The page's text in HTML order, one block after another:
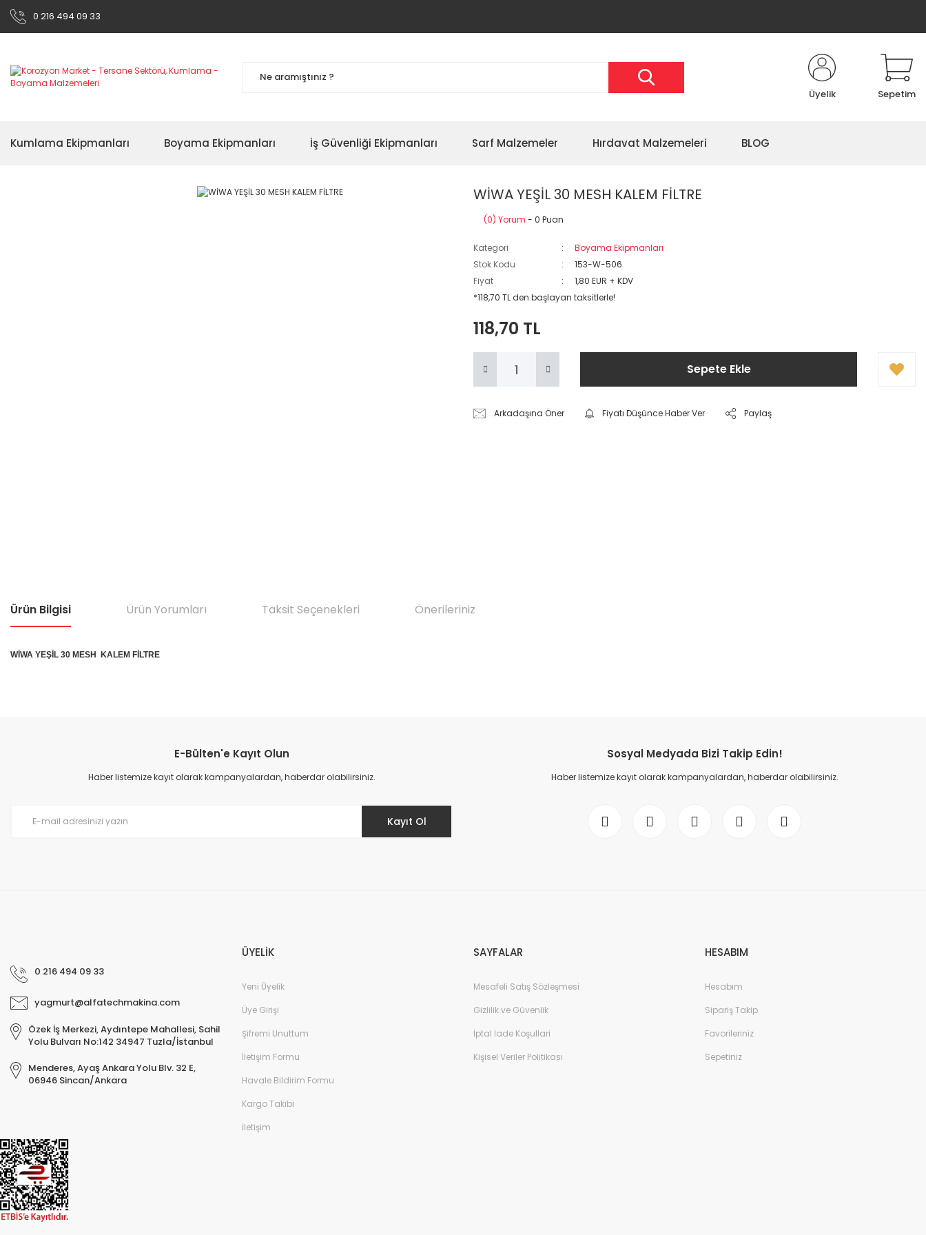
0 216 494 09 33
Üyelik Sepetim
Kumlama Ekipmanları Boyama Ekipmanları İş Güvenliği Ekipmanları Sarf Malzemeler Hırdavat Malzemeleri BLOG
WİWA YEŞİL 30 MESH KALEM FİLTRE
(0) Yorum - 0 Puan
Kategori
Boyama Ekipmanları
Stok Kodu
153-W-506
Fiyat
1,80 EUR + KDV
*118,70 TL den başlayan taksitlerle!
118,70 TL
Sepete Ekle
Arkadaşına Öner Fiyatı Düşünce Haber Ver Paylaş
Ürün Bilgisi Ürün Yorumları Taksit Seçenekleri Önerileriniz
WİWA YEŞİL 30 MESH KALEM FİLTRE
Ürün resmi kalitesiz, bozuk veya görüntülenemiyor.
Ürün açıklamasında eksik bilgiler bulunuyor.
E-Bülten'e Kayıt Olun
Haber listemize kayıt olarak kampanyalardan, haberdar olabilirsiniz.
Kayıt Ol
Sosyal Medyada Bizi Takip Edin!
Haber listemize kayıt olarak kampanyalardan, haberdar olabilirsiniz.
0 216 494 09 33
yagmurt@alfatechmakina.com
Özek İş Merkezi, Aydıntepe Mahallesi, Sahil
Yolu Bulvarı No:142 34947 Tuzla/İstanbul
Menderes, Ayaş Ankara Yolu Blv. 32 E,
06946 Sincan/Ankara
ÜYELİK
Yeni Üyelik
Üye Girişi
Şifremi Unuttum
İletişim Formu
Havale Bildirim Formu
Kargo Takibi
İletişim
SAYFALAR
Mesafeli Satış Sözleşmesi
Gizlilik ve Güvenlik
İptal İade Koşullari
Kişisel Veriler Politikası
HESABIM
Hesabım
Sipariş Takip
Favorileriniz
Sepetiniz